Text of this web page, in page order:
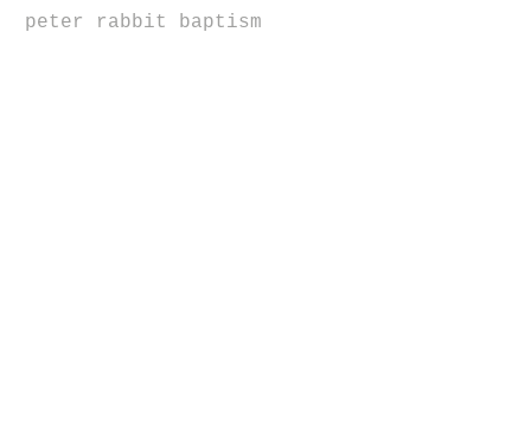
peter rabbit baptism